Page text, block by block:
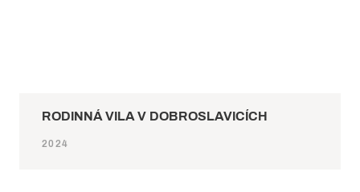
RODINNÁ VILA V DOBROSLAVICÍCH
2024